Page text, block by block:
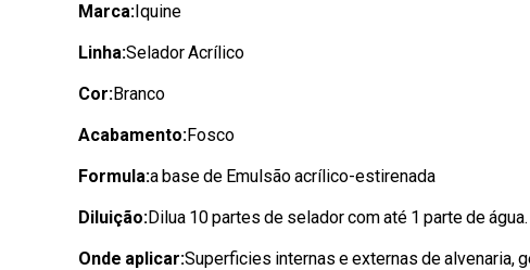
Marca:Iquine
Linha:Selador Acrílico
Cor:Branco
Acabamento:Fosco
Formula:a base de Emulsão acrílico-estirenada
Diluição:Dilua 10 partes de selador com até 1 parte de água.
Onde aplicar:Superficies internas e externas de alvenaria,